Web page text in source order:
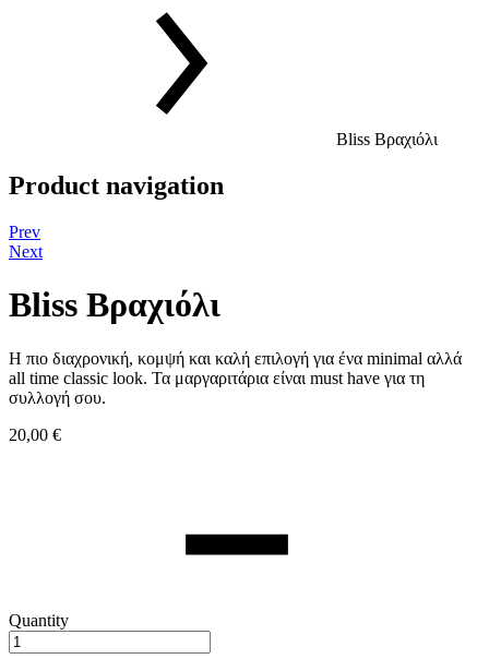
Bliss Βραχιόλι
Product navigation
Prev
Next
Bliss Βραχιόλι
Η πιο διαχρονική, κομψή και καλή επιλογή για ένα minimal αλλά
all time classic look. Τα μαργαριτάρια είναι must have για τη
συλλογή σου.
20,00 €
Quantity